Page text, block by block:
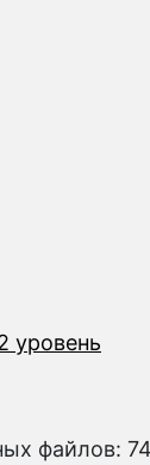
уровень
файлов: